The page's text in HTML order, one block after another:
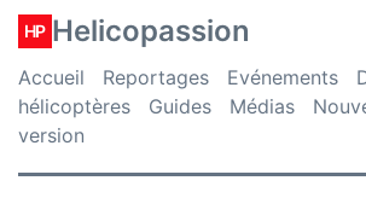
HP Helicopassion
Accueil Reportages Evénements
hélicoptères
Guides Médias
version